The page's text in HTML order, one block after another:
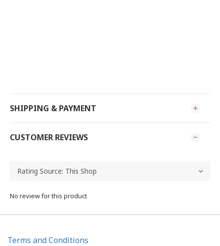
SHIPPING & PAYMENT
CUSTOMER REVIEWS
No review for this product
Terms and Conditions